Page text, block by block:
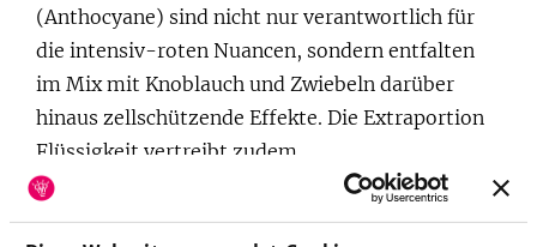
(Anthocyane) sind nicht nur verantwortlich für
die intensiv-roten Nuancen, sondern entfalten
im Mix mit Knoblauch und Zwiebeln darüber
hinaus zellschützende Effekte. Die Extraportion
Flüssigkeit vertreibt zudem
Trockenheitsfältchen.
Freitag: Möhrenpuffer mit